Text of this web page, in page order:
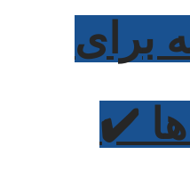
برای
ها ✔️